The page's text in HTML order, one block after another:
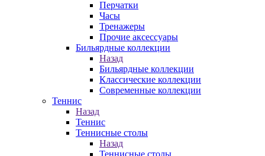
Перчатки
Часы
Тренажеры
Прочие аксессуары
Бильярдные коллекции
Назад
Бильярдные коллекции
Классические коллекции
Современные коллекции
Теннис
Назад
Теннис
Теннисные столы
Назад
Теннисные столы